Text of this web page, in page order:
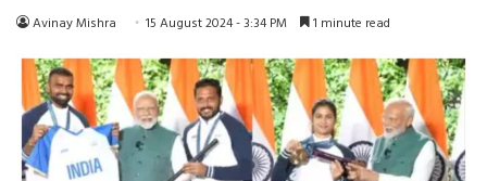
Avinay Mishra 15 August 2024 - 3:34 PM 1 minute read